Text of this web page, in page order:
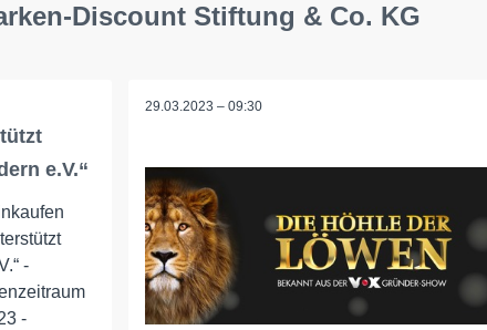
Discount Stiftung & Co. KG
e.V.“
-
-
29.03.2023 – 09:30